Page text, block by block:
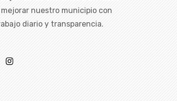
nuestro municipio con
diario y transparencia.